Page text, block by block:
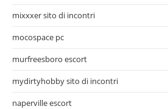
mixxxer sito di incontri
mocospace pc
murfreesboro escort
mydirtyhobby sito di incontri
naperville escort